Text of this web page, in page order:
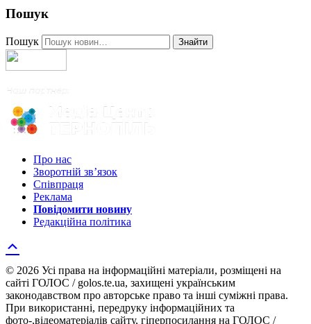
Пошук
Пошук Знайти
Про нас
Зворотній зв’язок
Співпраця
Реклама
Повідомити новину
Редакційна політика
© 2026 Усі права на інформаційні матеріали, розміщені на
сайті ГОЛОС / golos.te.ua, захищені українським
законодавством про авторське право та інші суміжні права.
При використанні, передруку інформаційних та
фото-,відеоматеріалів сайту, гіперпосилання на ГОЛОС /